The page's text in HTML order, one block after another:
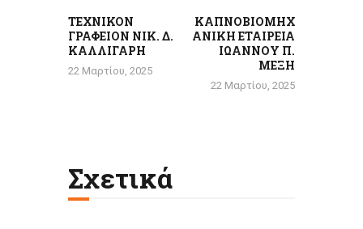
ΤΕΧΝΙΚΟΝ
ΓΡΑΦΕΙΟΝ ΝΙΚ. Δ.
ΚΑΛΛΙΓΑΡΗ
22 Μαρτίου, 2025
ΚΑΠΝΟΒΙΟΜΗΧ
ΑΝΙΚΗ ΕΤΑΙΡΕΙΑ
ΙΩΑΝΝΟΥ Π.
ΜΕΞΗ
22 Μαρτίου, 2025
Σχετικά